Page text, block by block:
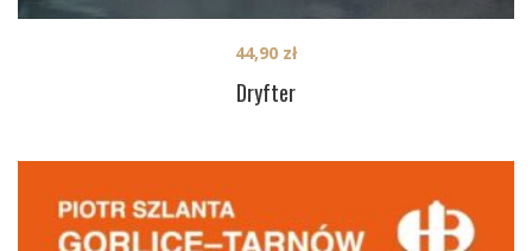
Dryfter
44,90 zł